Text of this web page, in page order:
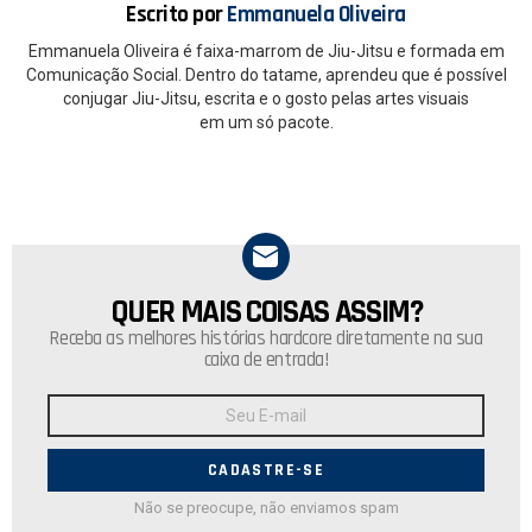
Escrito porEmmanuela Oliveira
Emmanuela Oliveira é faixa-marrom de Jiu-Jitsu e formada em
Comunicação Social. Dentro do tatame, aprendeu que é possível
conjugar Jiu-Jitsu, escrita e o gosto pelas artes visuais
em um só pacote.
NEWSLETTER
QUER MAIS COISAS ASSIM?
Receba as melhores histórias hardcore diretamente na sua
caixa de entrada!
E-
Não se preocupe, não enviamos spam